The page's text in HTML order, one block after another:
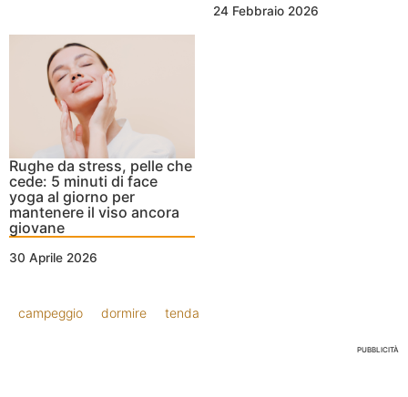
24 Febbraio 2026
Rughe da stress, pelle che
cede: 5 minuti di face
yoga al giorno per
mantenere il viso ancora
giovane
30 Aprile 2026
campeggio dormire tenda
PUBBLICITÀ